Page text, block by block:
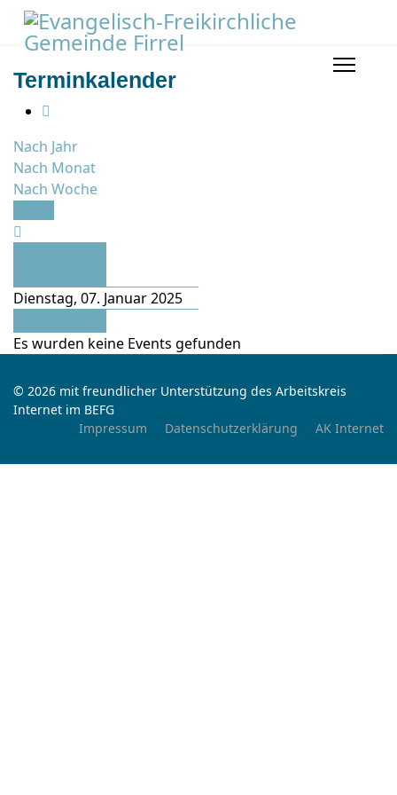
Terminkalender
Nach Jahr
Nach Monat
Nach Woche
Dienstag, 07. Januar 2025
Es wurden keine Events gefunden
© 2026 mit freundlicher Unterstützung des Arbeitskreis
Internet im BEFG
Impressum
Datenschutzerklärung AK Internet